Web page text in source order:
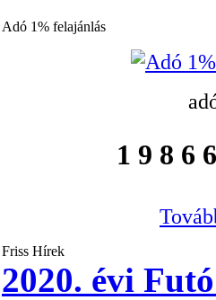
Adó 1% felajánlás
1 9 8 6
Friss Hírek
2020. évi